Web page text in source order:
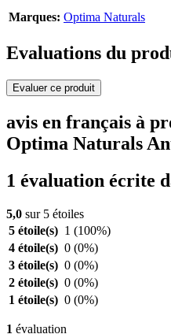
Marques: Optima Naturals
Evaluations du
Evaluer ce produit
avis en français à
Optima Naturals
1 évaluation écrite
5,0 sur 5 étoiles
5 étoile(s) 1 (100%)
4 étoile(s) 0 (0%)
3 étoile(s) 0 (0%)
2 étoile(s) 0 (0%)
1 étoile(s) 0 (0%)
1 évaluation